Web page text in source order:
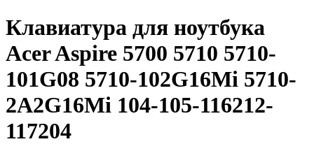
Клавиатура для ноутбука
Acer Aspire 5700 5710 5710-
101G08 5710-102G16Mi 5710-
2A2G16Mi 104-105-116212-
117204